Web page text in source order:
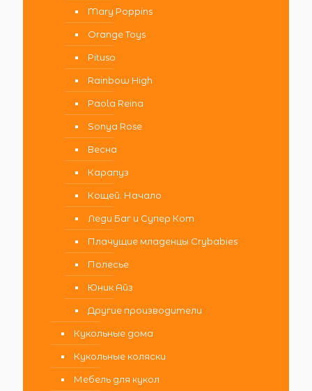
Mary Poppins
Orange Toys
Pituso
Rainbow High
Paola Reina
Sonya Rose
Весна
Карапуз
Кощей. Начало
Леди Баг и Супер Кот
Плачущие младенцы Crybabies
Полесье
Юник Айз
Другие производители
Кукольные дома
Кукольные коляски
Мебель для кукол